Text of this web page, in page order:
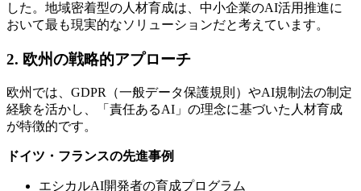
した。地域密着型の人材育成は、中小企業のAI活用推進に
おいて最も現実的なソリューションだと考えています。
2. 欧州の戦略的アプローチ
欧州では、GDPR（一般データ保護規則）やAI規制法の制定
経験を活かし、「責任あるAI」の理念に基づいた人材育成
が特徴的です。
ドイツ・フランスの先進事例
エシカルAI開発者の育成プログラム